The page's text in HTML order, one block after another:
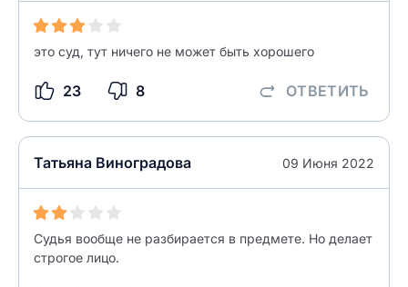
это суд, тут ничего не может быть хорошего
23 8 ОТВЕТИТЬ
Татьяна Виноградова 09 Июня 2022
Судья вообще не разбирается в предмете. Но делает
строгое лицо.